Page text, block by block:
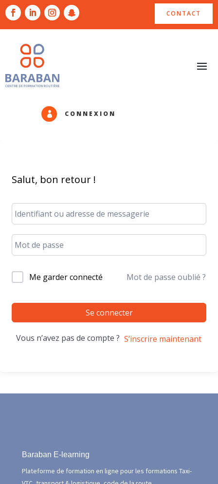
CONTACT
 CONNEXION
Salut, bon retour !
Me garder connecté Mot de passe oublié ?
Se connecter
Vous n’avez pas de compte ? S’inscrire maintenant
Baraban E-learning
Plateforme de formation en ligne pour les formations Taxi-